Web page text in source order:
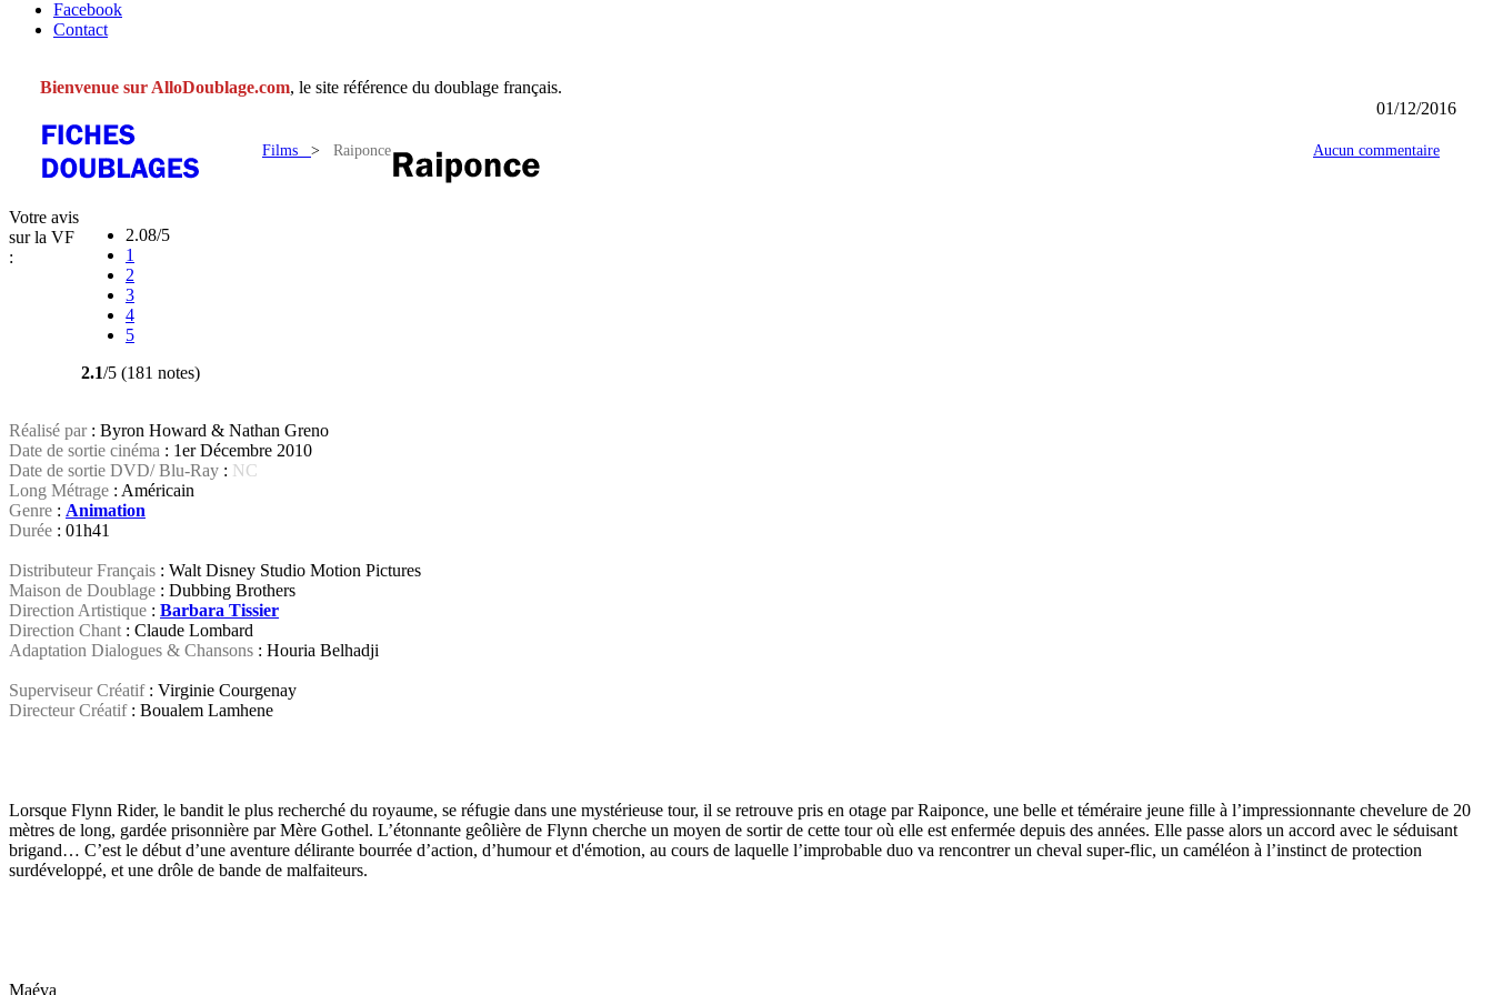
Facebook
Contact
Bienvenue sur AlloDoublage.com, le site référence du doublage français.
01/12/2016
Films > Raiponce Aucun commentaire
Votre avis
sur la VF
:
2.08/5
1
2
3
4
5
2.1/5 (181 notes)
Réalisé par: Byron Howard & Nathan Greno
Date de sortie cinéma : 1er Décembre 2010
Date de sortie DVD/ Blu-Ray : NC
Long Métrage : Américain
Genre : Animation
Durée : 01h41
Distributeur Français : Walt Disney Studio Motion Pictures
Maison de Doublage : Dubbing Brothers
Direction Artistique : Barbara Tissier
Direction Chant : Claude Lombard
Adaptation Dialogues & Chansons : Houria Belhadji
Superviseur Créatif: Virginie Courgenay
Directeur Créatif: Boualem Lamhene
Lorsque Flynn Rider, le bandit le plus recherché du royaume, se réfugie dans une mystérieuse tour, il se retrouve pris en otage par Raiponce, une belle et téméraire jeune fille à l’impressionnante chevelure de 20
mètres de long, gardée prisonnière par Mère Gothel. L’étonnante geôlière de Flynn cherche un moyen de sortir de cette tour où elle est enfermée depuis des années. Elle passe alors un accord avec le séduisant
brigand… C’est le début d’une aventure délirante bourrée d’action, d’humour et d'émotion, au cours de laquelle l’improbable duo va rencontrer un cheval super-flic, un caméléon à l’instinct de protection
surdéveloppé, et une drôle de bande de malfaiteurs.
Maéva